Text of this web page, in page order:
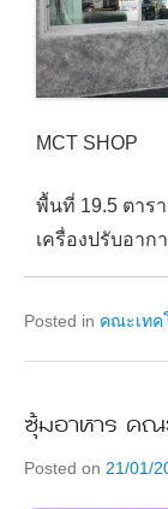
MCT SHOP
พื้นที่ 19.5 ตารา
เครื่องปรับอาก
Posted in คณะเทค
ซุ้มอาหาร คณ
Posted on 21/01/